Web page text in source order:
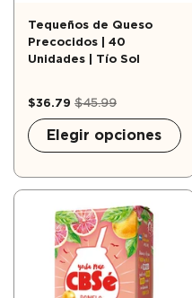
Tequeños de Queso
Precocidos | 40
Unidades | Tío Sol
$36.79 $45.99
Elegir opciones